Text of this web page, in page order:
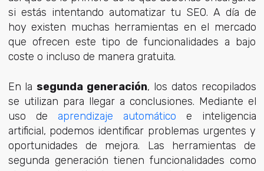
si estás intentando automatizar tu SEO. A día de
hoy existen muchas herramientas en el mercado
que ofrecen este tipo de funcionalidades a bajo
coste o incluso de manera gratuita.
En lasegunda generación, los datos recopilados
se utilizan para llegar a conclusiones. Mediante el
uso de aprendizaje automático e inteligencia
artificial, podemos identificar problemas urgentes y
oportunidades de mejora. Las herramientas de
segunda generación tienen funcionalidades como